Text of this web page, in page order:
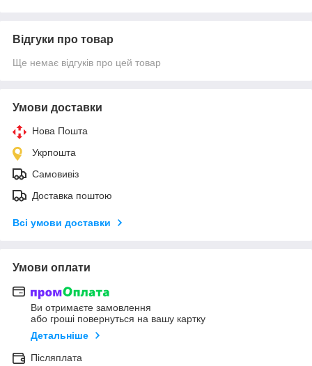
Відгуки про товар
Ще немає відгуків про цей товар
Умови доставки
Нова Пошта
Укрпошта
Самовивіз
Доставка поштою
Всі умови доставки
Умови оплати
Ви отримаєте замовлення
або гроші повернуться на вашу картку
Детальніше
Післяплата